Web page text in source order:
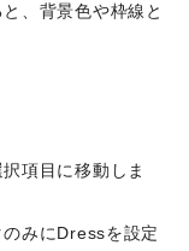
、背景色や枠線と
項目に移動しま
みにDressを設定